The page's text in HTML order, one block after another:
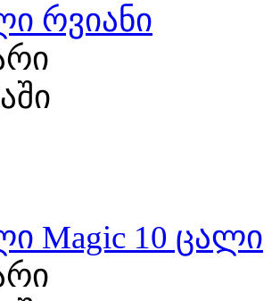
რვიანი
Magic 10 ცალი